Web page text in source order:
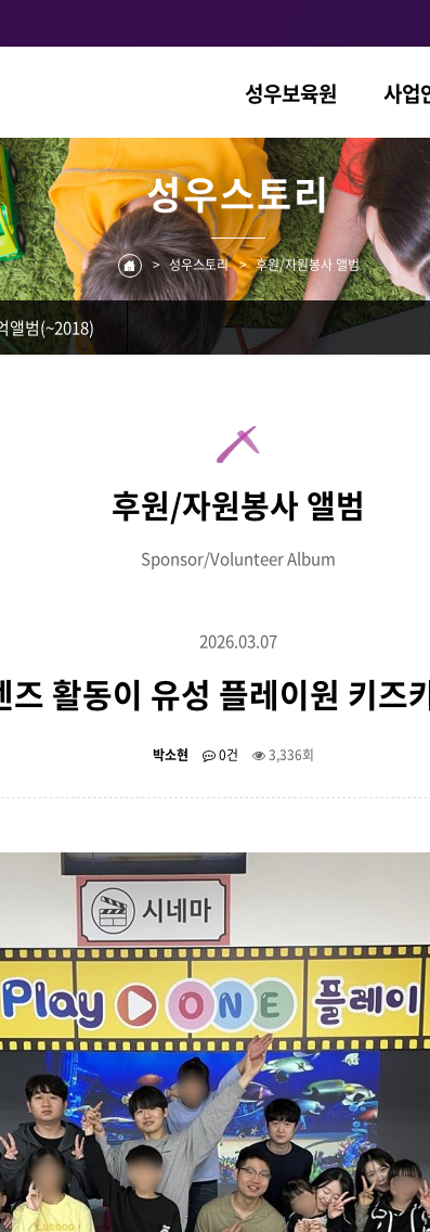
성우보육원 사업
성우스토리
> 성우스토리 > 후원/자원봉사 앨범
앨범(~2018)
후원/자원봉사 앨범
Sponsor/Volunteer Album
2026.03.07
활동이 유성 플레이원 키즈
박소현 0건 3,336회